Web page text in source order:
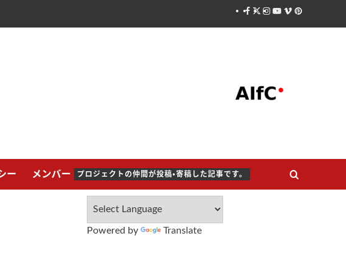
Facebook
X Instagram
Youtube
VimeoPinterest
ー メンバー プロジェクトの仲間が投稿・寄稿した記事です。
Powered by Translate